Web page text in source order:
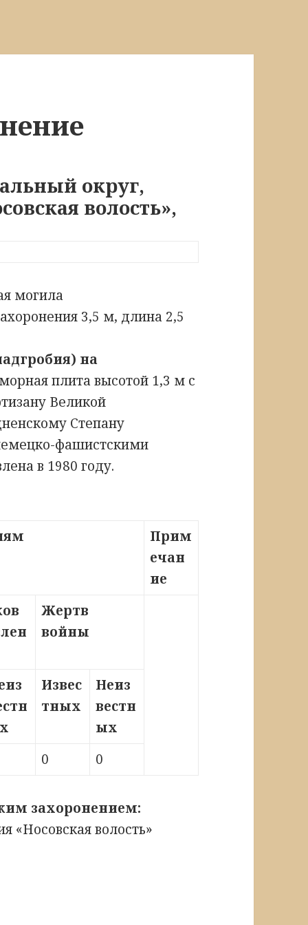
округ,
волость»,
могила
3,5 м, длина 2,5
на
плита высотой 1,3 м с
Великой
Степану
фашистскими
в 1980 году.
Прим
ечан
ие
Жертв
войны
Извес
тных
Неиз
вестн
ых
0 0
захоронением:
«Носовская волость»